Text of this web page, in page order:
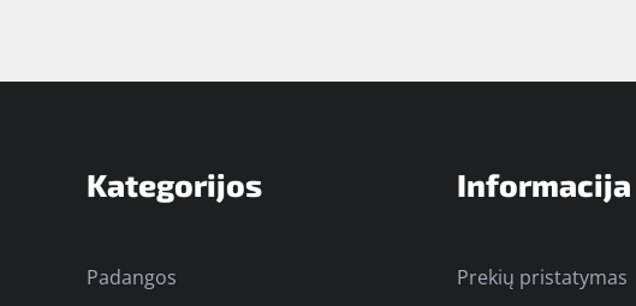
Kategorijos
Padangos Prekių pristatymas